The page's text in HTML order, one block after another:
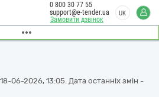
Замовити дзвінок
0 800 30 77 55
support@e-tender.ua
UK
06-2026, 13:05. Дата останніх змін -